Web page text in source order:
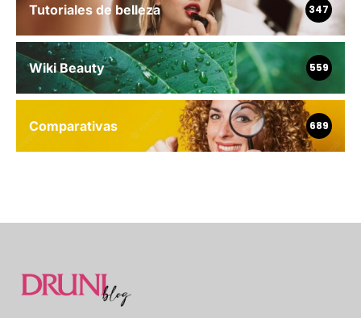
Tutoriales de belleza 347
Wiki Beauty 559
Comparativas 689